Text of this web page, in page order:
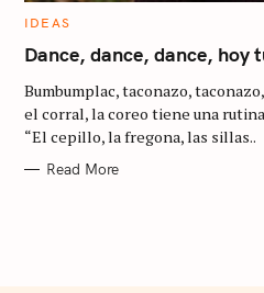
C
T
E
O
R
I
E
IDEAS
Dance, dance, dance, hoy
Bumbumplac, taconazo,
el corral, la coreo tiene una
“El cepillo, la fregona, las sillas..
Read More
: